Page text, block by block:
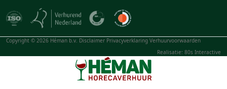
Copyright © 2026 Héman b.v. Disclaimer Privacyverklaring Verhuurvoorwaarden
Realisatie: 80s Interactive